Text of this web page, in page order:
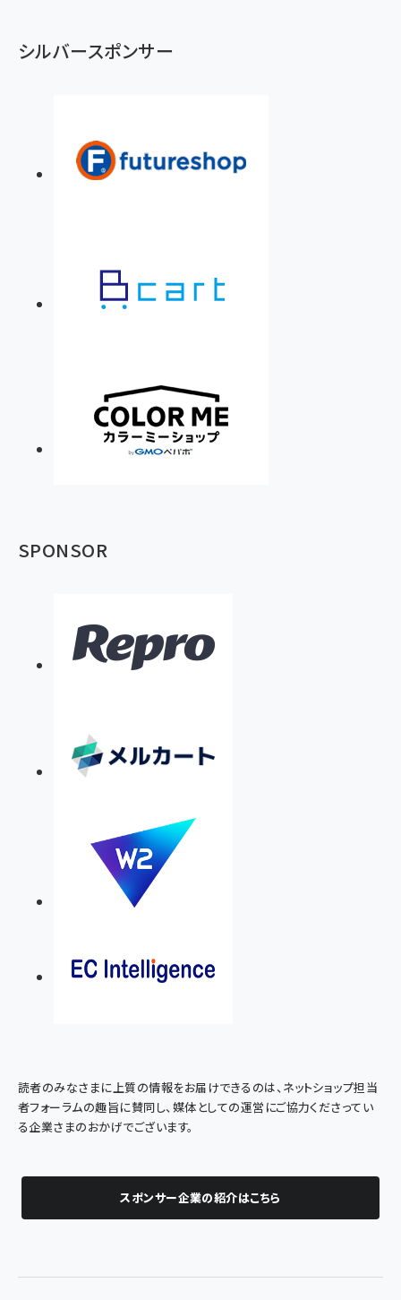
シルバースポンサー
SPONSOR
読者のみなさまに上質の情報をお届けできるのは、ネットショップ担当
者フォーラムの趣旨に賛同し、媒体としての運営にご協力くださってい
る企業さまのおかげでございます。
スポンサー企業の紹介はこちら